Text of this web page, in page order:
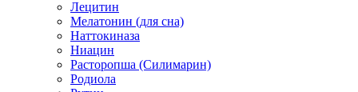
Лецитин
Мелатонин (для сна)
Наттокиназа
Ниацин
Расторопша (Силимарин)
Родиола